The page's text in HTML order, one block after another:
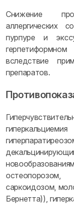
Снижение
аллергических
пурпуре и
вследствие
препаратов.
саркоидозом,
Бернетта)),